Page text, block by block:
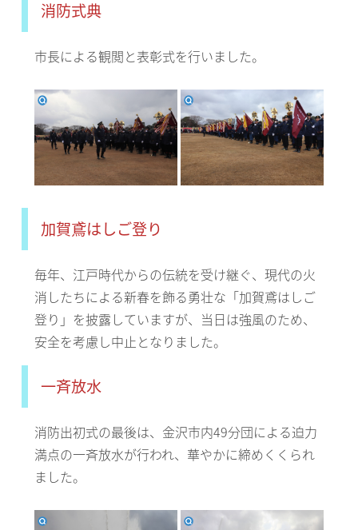
消防式典
市長による観閲と表彰式を行いました。
加賀鳶はしご登り
毎年、江戸時代からの伝統を受け継ぐ、現代の火
消したちによる新春を飾る勇壮な「加賀鳶はしご
登り」を披露していますが、当日は強風のため、
安全を考慮し中止となりました。
一斉放水
消防出初式の最後は、金沢市内49分団による迫力
満点の一斉放水が行われ、華やかに締めくくられ
ました。